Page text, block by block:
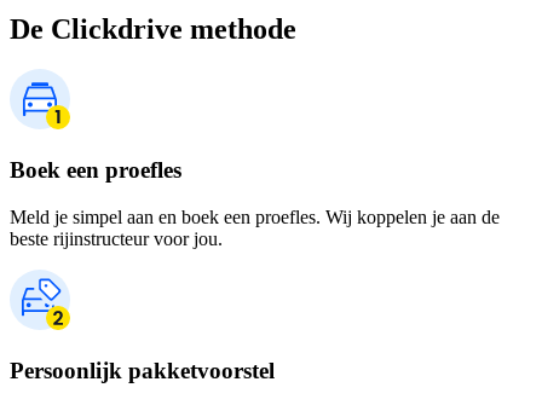
De Clickdrive methode
Boek een proefles
Meld je simpel aan en boek een proefles. Wij koppelen je aan de
beste rijinstructeur voor jou.
Persoonlijk pakketvoorstel